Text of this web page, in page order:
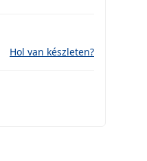
Hol van készleten?